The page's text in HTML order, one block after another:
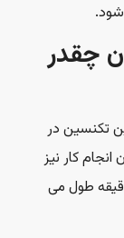
چقدر
تکنسین در
انجام کار نیز
شدت گرفتگی معمولا بین ۱۰ تا ۳۰ دقیقه طول می